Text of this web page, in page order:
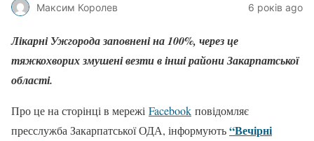
Максим Королев 6 років ago
Лікарні Ужгорода заповнені на 100%, через це
тяжкохворих змушені везти в інші райони Закарпатської
області.
Про це на сторінці в мережі Facebook повідомляє
пресслужба Закарпатської ОДА, інформують“Вечірні